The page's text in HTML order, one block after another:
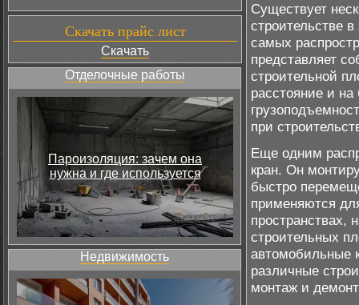
Скачать прайс лист
Скачать
Отделочные работы
Пароизоляция: зачем она
нужна и где используется
Недвижимость
Существует
строительстве
самых
представляет
строительной
расстояние и
при
Еще одним
кран. Он
быстро
применяются
пространствах,
строительных
автомобильные
различные
монтаж и